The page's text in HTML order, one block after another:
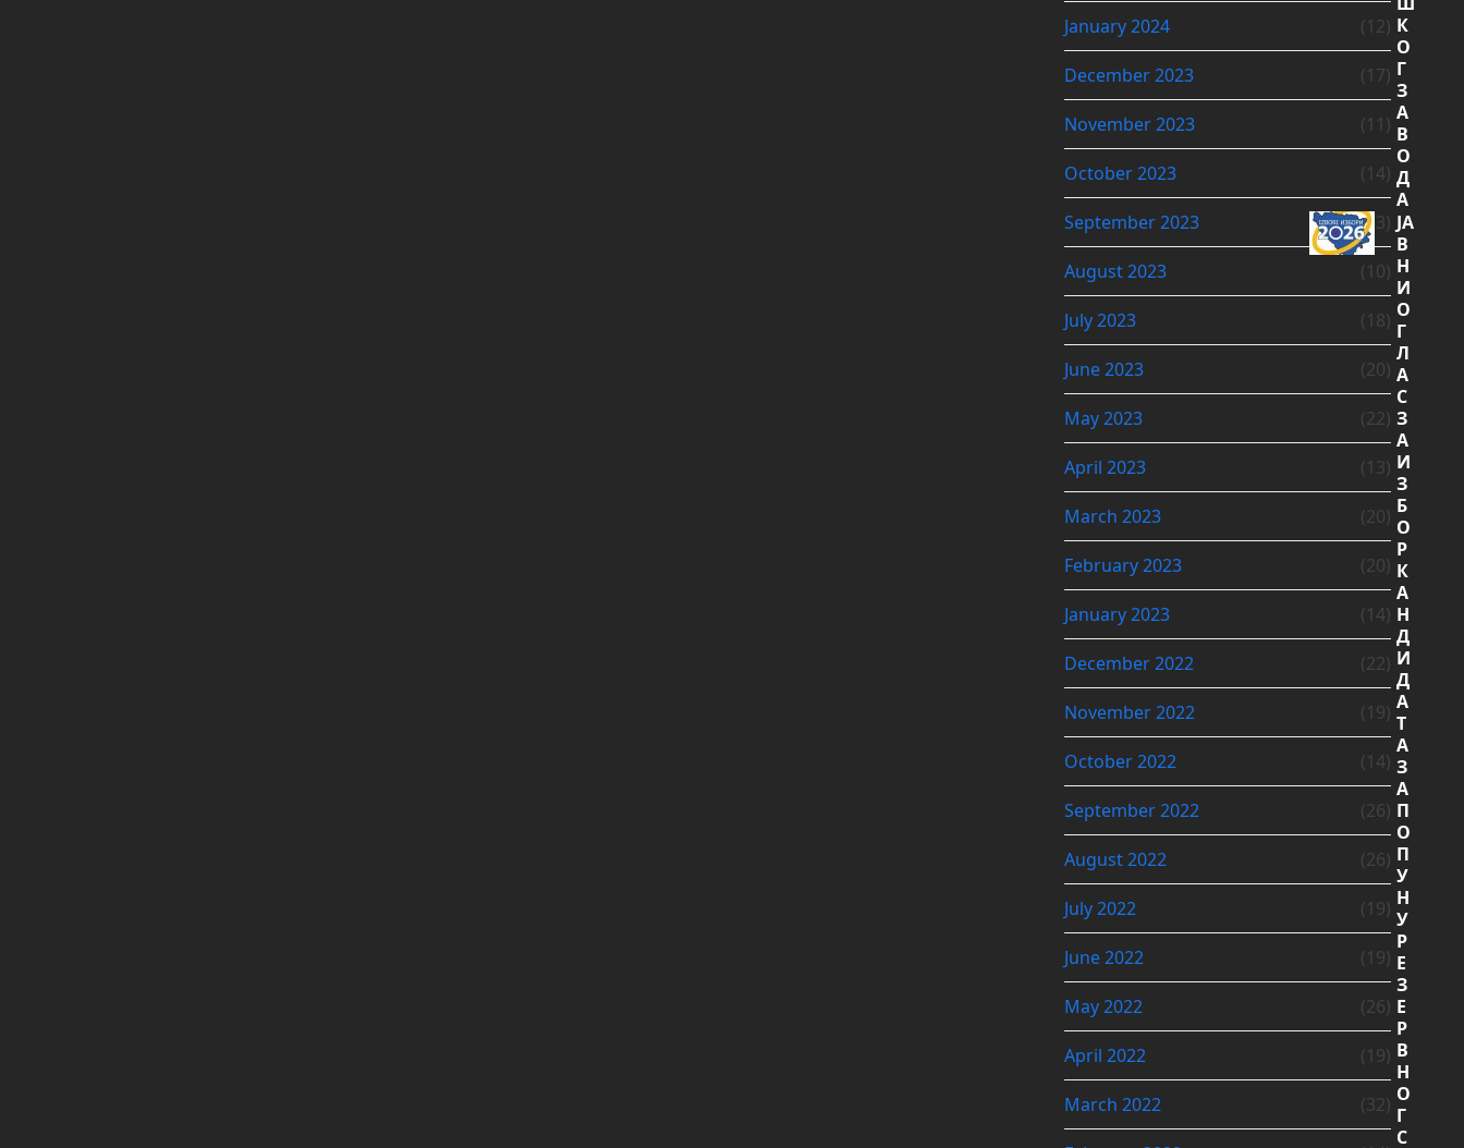
January 2024 (12)
December 2023 (17)
November 2023 (11)
October 2023 (14)
September 2023 (13)
August 2023 (10)
July 2023 (18)
June 2023 (20)
May 2023 (22)
April 2023 (13)
March 2023 (20)
February 2023 (20)
January 2023 (14)
December 2022 (22)
November 2022 (19)
October 2022 (14)
September 2022 (26)
August 2022 (26)
July 2022 (19)
June 2022 (19)
May 2022 (26)
April 2022 (19)
March 2022 (32)
К
О
Г
З
А
В
О
Д
А
ЈА
В
Н
И
О
Г
Л
А
С
З
А
И
З
Б
О
Р
К
А
Н
Д
И
Д
А
Т
А
З
А
П
О
П
У
Н
У
Р
Е
З
Е
Р
В
Н
О
Г
С